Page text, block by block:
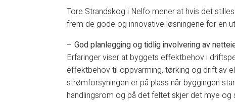
Tore Strandskog i Nelfo mener at hvis det
frem de gode og innovative løsningene for en
– God planlegging og tidlig involvering av
Erfaringer viser at byggets effektbehov i
effektbehov til oppvarming, tørking og drift av
strømforsyningen er på plass når byggingen
handlingsrom og på det feltet skjer det mye og